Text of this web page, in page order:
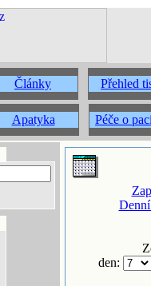
Články Přehled
Apatyka Péče o
den: